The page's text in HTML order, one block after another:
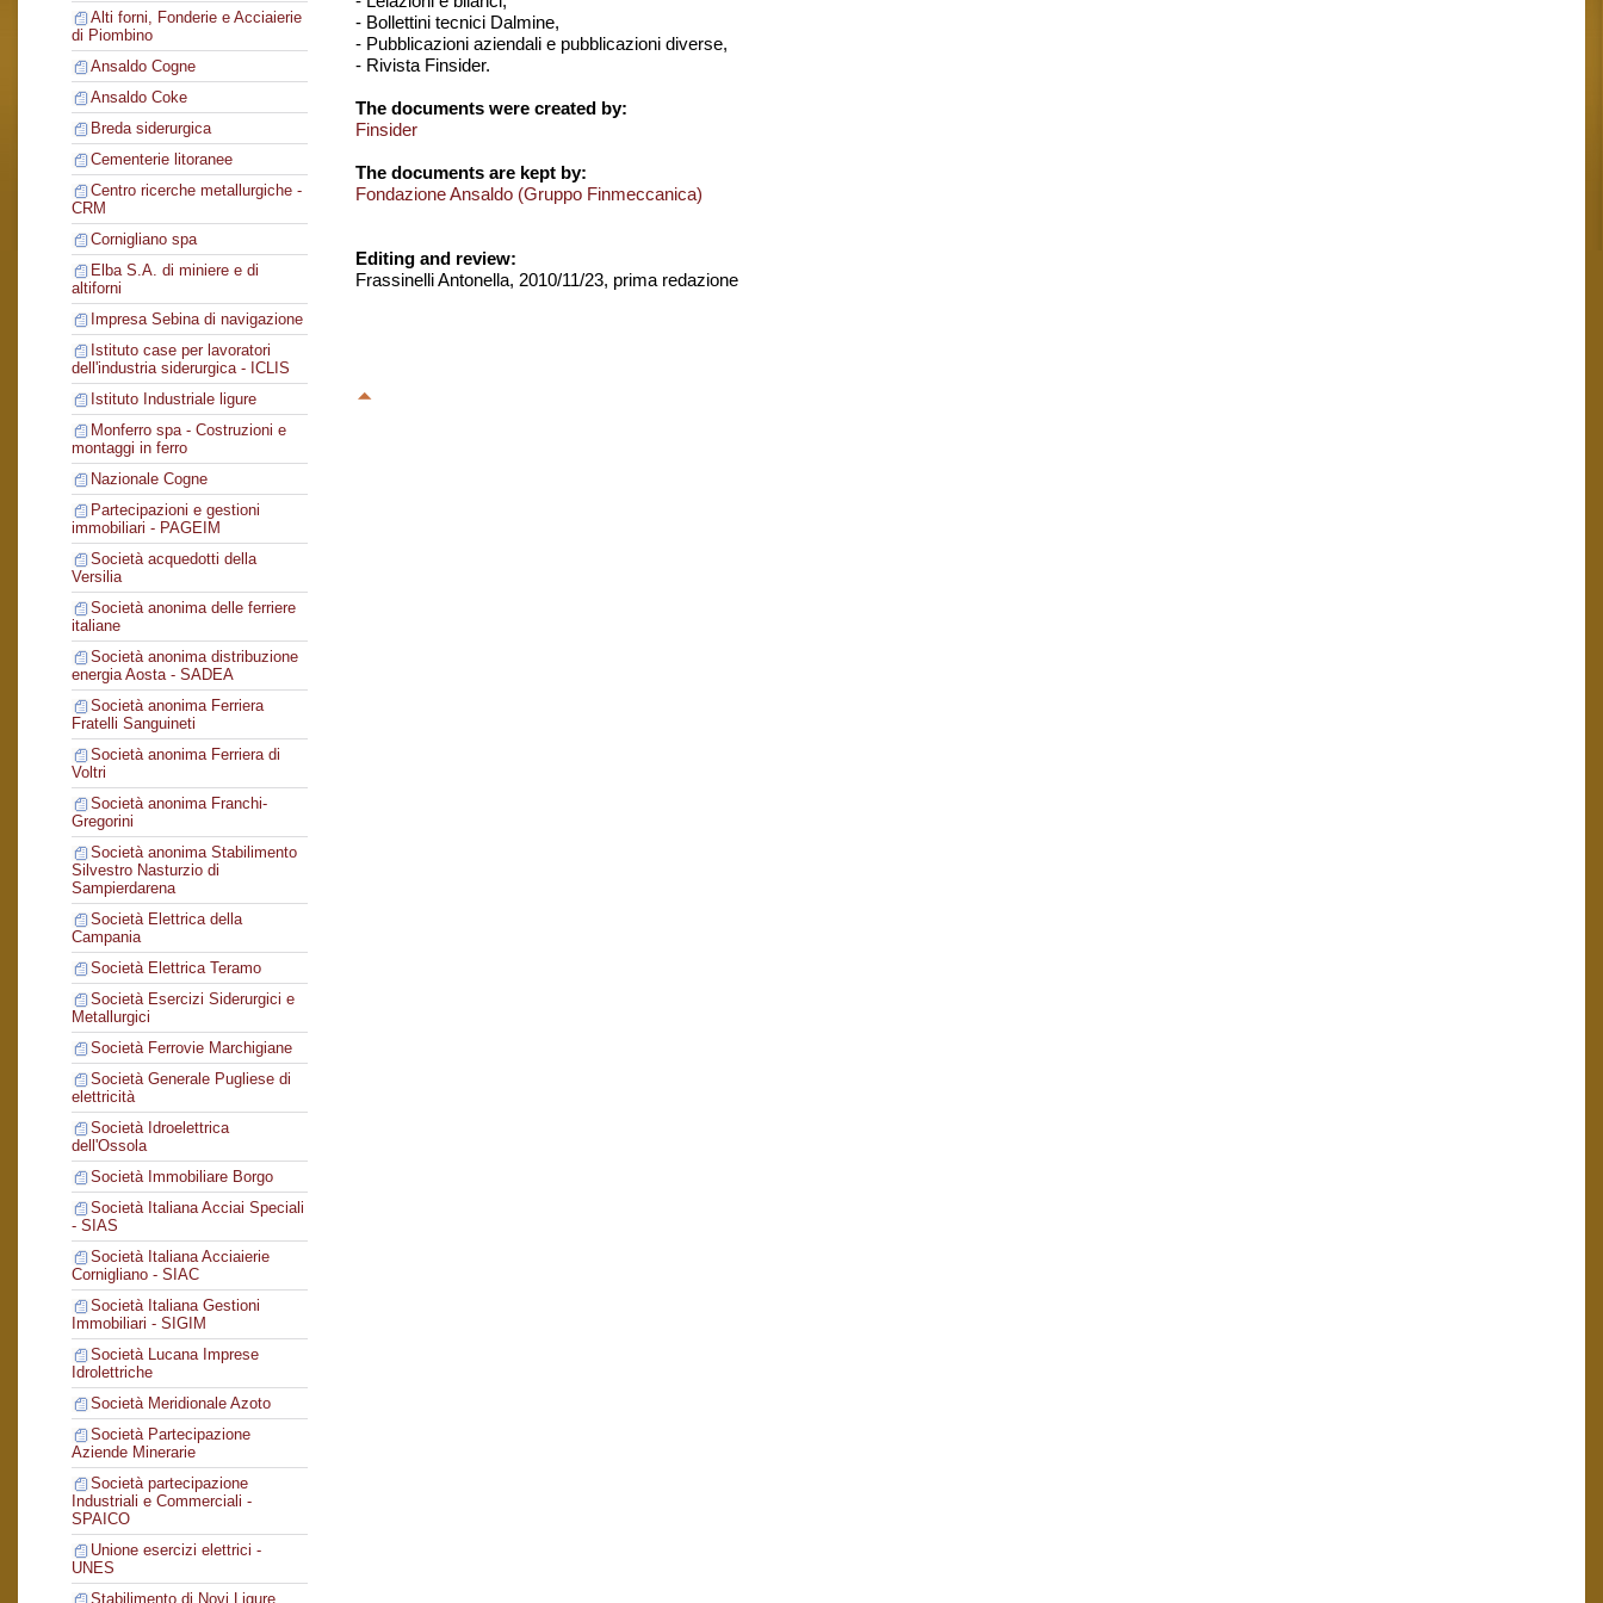
Alti forni, Fonderie e Acciaierie
di Piombino
Ansaldo Cogne
Ansaldo Coke
Breda siderurgica
Cementerie litoranee
Centro ricerche metallurgiche -
CRM
Cornigliano spa
Elba S.A. di miniere e di
altiforni
Impresa Sebina di navigazione
Istituto case per lavoratori
dell'industria siderurgica - ICLIS
Istituto Industriale ligure
Monferro spa - Costruzioni e
montaggi in ferro
Nazionale Cogne
Partecipazioni e gestioni
immobiliari - PAGEIM
Società acquedotti della
Versilia
Società anonima delle ferriere
italiane
Società anonima distribuzione
energia Aosta - SADEA
Società anonima Ferriera
Fratelli Sanguineti
Società anonima Ferriera di
Voltri
Società anonima Franchi-
Gregorini
Società anonima Stabilimento
Silvestro Nasturzio di
Sampierdarena
Società Elettrica della
Campania
Società Elettrica Teramo
Società Esercizi Siderurgici e
Metallurgici
Società Ferrovie Marchigiane
Società Generale Pugliese di
elettricità
Società Idroelettrica
dell'Ossola
Società Immobiliare Borgo
Società Italiana Acciai Speciali
- SIAS
Società Italiana Acciaierie
Cornigliano - SIAC
Società Italiana Gestioni
Immobiliari - SIGIM
Società Lucana Imprese
Idrolettriche
Società Meridionale Azoto
Società Partecipazione
Aziende Minerarie
Società partecipazione
Industriali e Commerciali -
SPAICO
Unione esercizi elettrici -
UNES
Stabilimento di Novi Ligure
- Bollettini tecnici Dalmine,
- Pubblicazioni aziendali e pubblicazioni diverse,
- Rivista Finsider.
The documents were created by:
Finsider
The documents are kept by:
Fondazione Ansaldo (Gruppo Finmeccanica)
Editing and review:
Frassinelli Antonella, 2010/11/23, prima redazione